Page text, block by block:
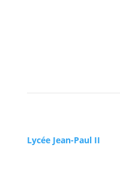
Lycée Jean-Paul II